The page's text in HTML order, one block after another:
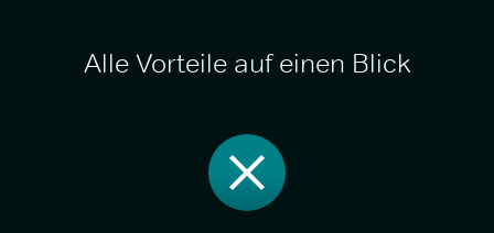
Alle Vorteile auf einen Blick